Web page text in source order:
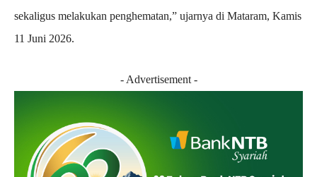
sekaligus melakukan penghematan,” ujarnya di Mataram, Kamis
11 Juni 2026.
- Advertisement -